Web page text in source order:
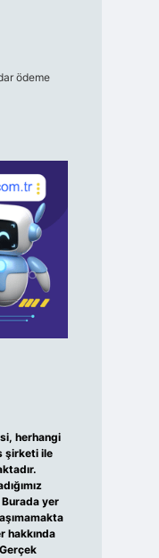
ödeme
herhangi
şirketi ile
yer
hakkında